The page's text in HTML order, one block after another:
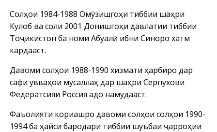
Солҳои 1984-1988 Омӯзишгоҳи тиббии шаҳри
Кулоб ва соли 2001 Донишгоҳи давлатии тиббии
Тоҷикистон ба номи Абуалӣ ибни Синоро хатм
кардааст.
Давоми солҳои 1988-1990 хизмати ҳарбиро дар
сафи қувваҳои мусаллаҳ дар шаҳри Серпухови
Федератсияи Россия адо намудааст.
Фаъолияти кориашро давоми солҳои солҳои 1990-
1994 ба ҳайси бародари тиббии шуъбаи ҷарроҳии